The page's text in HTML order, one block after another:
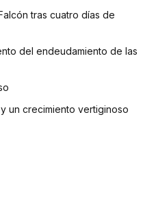
tras cuatro días de
del endeudamiento de las
un crecimiento vertiginoso